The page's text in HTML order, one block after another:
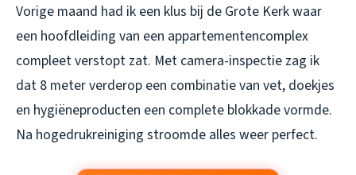
Vorige maand had ik een klus bij de Grote Kerk waar
een hoofdleiding van een appartementencomplex
compleet verstopt zat. Met camera-inspectie zag ik
dat 8 meter verderop een combinatie van vet, doekjes
en hygiëneproducten een complete blokkade vormde.
Na hogedrukreiniging stroomde alles weer perfect.